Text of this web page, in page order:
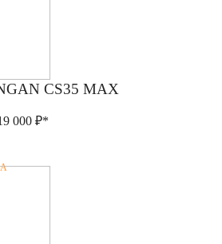
CS35 MAX
000 ₽*